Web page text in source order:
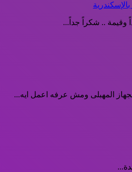
وقيمة .. شكراً جداً...
المهبلى ومش عرفه اعمل ايه...